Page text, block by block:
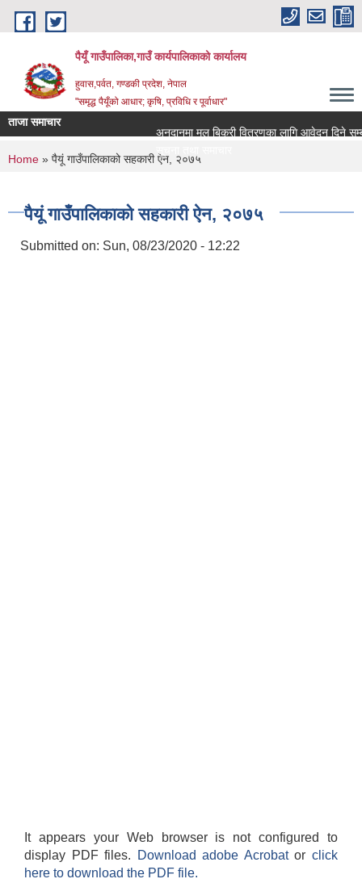
Skip to main content
पैयूँ गाउँपालिका,गाउँ कार्यपालिकाको कार्यालय
हुवास,पर्वत, गण्डकी प्रदेश, नेपाल
"समृद्ध पैयूँको आधार; कृषि, प्रविधि र पूर्वाधार"
ताजा समाचार
अनुदानमा मल बिक्री वितरणका लागि आवेदन दिने
सूचना तथा समाचार
You are here
Home » पैयूं गाउँपालिकाको सहकारी ऐन, २०७५
पैयूं गाउँपालिकाको सहकारी ऐन, २०७५
Submitted on: Sun, 08/23/2020 - 12:22
It appears your Web browser is not configured to
display PDF files.
Download adobe Acrobatorclick
here to download the PDF file.